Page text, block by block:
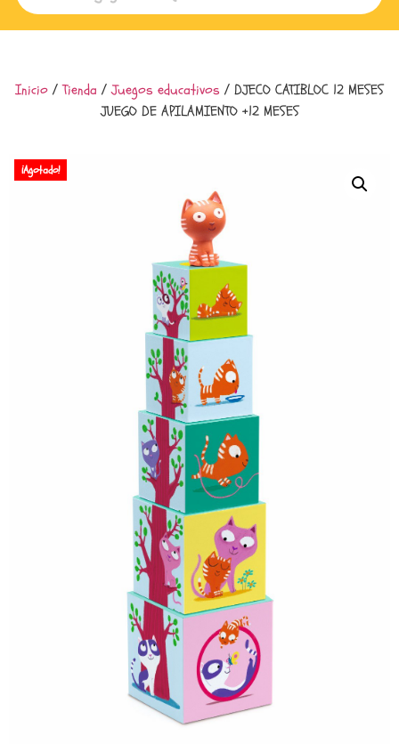
Inicio /Tienda /Juegos educativos / DJECO CATIBLOC 12 MESES
JUEGO DE APILAMIENTO +12 MESES
¡Agotado!